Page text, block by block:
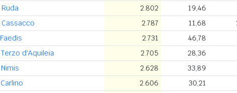
Ruda 2.802 19,46
Cassacco 2.787 11,68
Faedis 2.731 46,78
Terzo d'Aquileia 2.705 28,36
Nimis 2.628 33,89
Carlino 2.606 30,21